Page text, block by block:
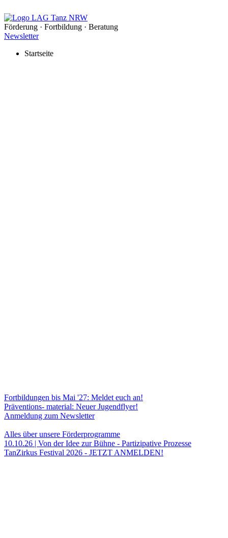
Förderung · Fortbildung · Beratung
Newsletter
Startseite
Fortbildungen bis Mai '27: Meldet euch an!
Präventions- material: Neuer Jugendflyer!
Anmeldung zum Newsletter
Alles über unsere Förder­programme
10.10.26 | Von der Idee zur Bühne - Partizipative Prozesse
TanZirkus Festival 2026 - JETZT ANMELDEN!